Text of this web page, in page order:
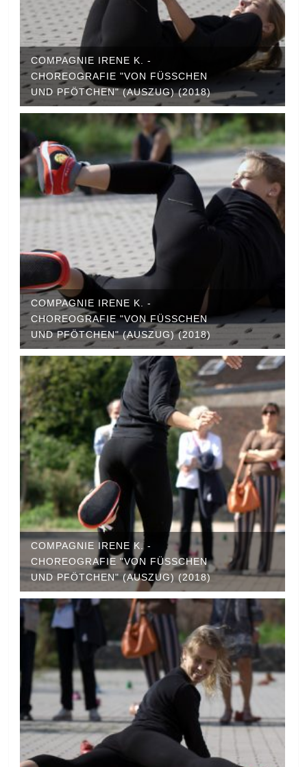
COMPAGNIE IRENE K. -
CHOREOGRAFIE "VON FÜSSCHEN U
ND PFÖTCHEN" (AUSZUG) (2018)
COMPAGNIE IRENE K. -
CHOREOGRAFIE "VON FÜSSCHEN U
ND PFÖTCHEN" (AUSZUG) (2018)
COMPAGNIE IRENE K. -
CHOREOGRAFIE "VON FÜSSCHEN U
ND PFÖTCHEN" (AUSZUG) (2018)